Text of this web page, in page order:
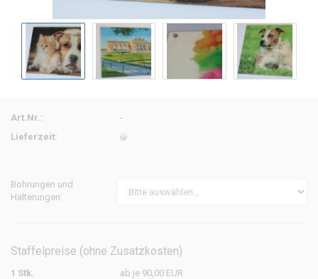
Art.Nr.:
-
Lieferzeit:
Bohrungen und
Halterungen:
Staffelpreise (ohne Zusatzkosten)
1 Stk.
ab je 90,00 EUR